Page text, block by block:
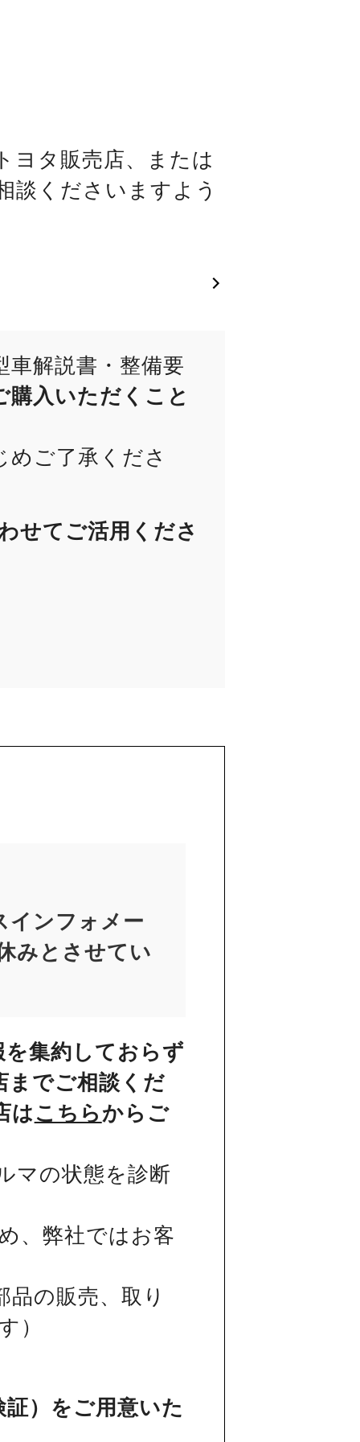
ヨタ販売店、または
談くださいますよう
車解説書・整備要
入いただくこと
ご了承くださ
せてご活用くださ
インフォメー
みとさせてい
集約しておらず
までご相談くだ
は こちら からご
マの状態を診断
、弊社ではお客
品の販売、取り
）
）をご用意いた